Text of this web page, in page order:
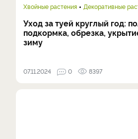
Хвойные растения Декоративные
Уход за туей круглый год:
подкормка, обрезка,
зиму
07.11.2024 0 8397